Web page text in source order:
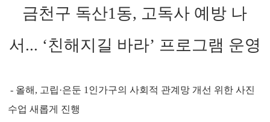
금천구 독산1동, 고독사 예방 나
서... ‘친해지길 바라’ 프로그램 운영
- 올해, 고립·은둔 1인가구의 사회적 관계망 개선 위한 사진
수업 새롭게 진행